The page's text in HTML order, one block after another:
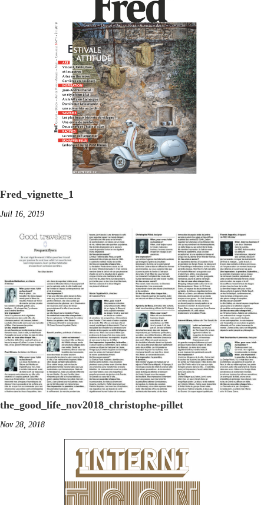
Fred_vignette_1
Juil 16, 2019
the_good_life_nov2018_christophe-pillet
Nov 28, 2018